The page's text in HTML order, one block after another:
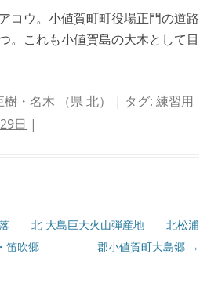
コウ。小値賀町町役場正門の道路
。これも小値賀島の大木として目
・名木 （県 北） | タグ: 練習用
日 |
落 北
笛吹郷
大島巨大火山弾産地 北松浦
郡小値賀町大島郷 →